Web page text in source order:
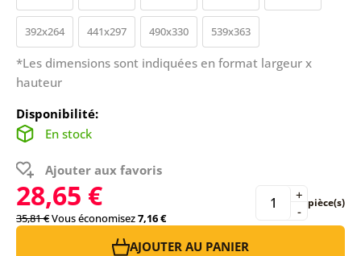
392x264 441x297 490x330 539x363
*Les dimensions sont indiquées en format largeur x
hauteur
Disponibilité:
En stock
Ajouter aux favoris
28,65 €
35,81 €Vous économisez7,16 € -
+ pièce(s)
AJOUTER AU PANIER